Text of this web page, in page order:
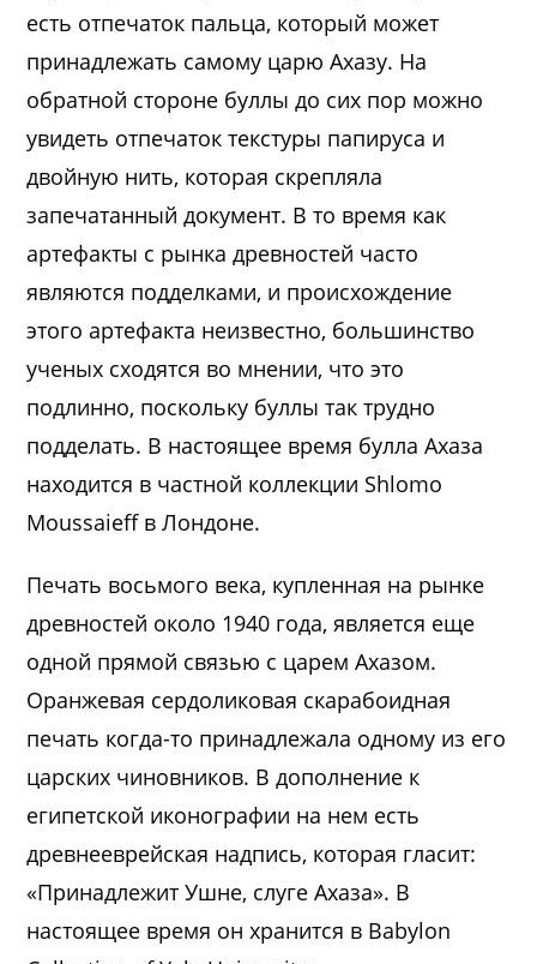
есть отпечаток пальца, который может
принадлежать самому царю Ахазу. На
обратной стороне буллы до сих пор можно
увидеть отпечаток текстуры папируса и
двойную нить, которая скрепляла
запечатанный документ. В то время как
артефакты с рынка древностей часто
являются подделками, и происхождение
этого артефакта неизвестно, большинство
ученых сходятся во мнении, что это
подлинно, поскольку буллы так трудно
подделать. В настоящее время булла Ахаза
находится в частной коллекции Shlomo
Moussaieff в Лондоне.
Печать восьмого века, купленная на рынке
древностей около 1940 года, является еще
одной прямой связью с царем Ахазом.
Оранжевая сердоликовая скарабоидная
печать когда-то принадлежала одному из его
царских чиновников. В дополнение к
египетской иконографии на нем есть
древнееврейская надпись, которая гласит:
«Принадлежит Ушне, слуге Ахаза». В
настоящее время он хранится в Babylon